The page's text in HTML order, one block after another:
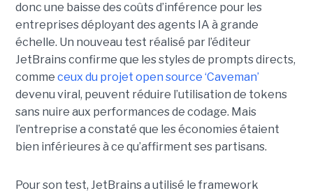
donc une baisse des coûts d’inférence pour les
entreprises déployant des agents IA à grande
échelle. Un nouveau test réalisé par l’éditeur
JetBrains confirme que les styles de prompts directs,
comme ceux du projet open source ‘Caveman’
devenu viral, peuvent réduire l’utilisation de tokens
sans nuire aux performances de codage. Mais
l’entreprise a constaté que les économies étaient
bien inférieures à ce qu’affirment ses partisans.
Pour son test, JetBrains a utilisé le framework